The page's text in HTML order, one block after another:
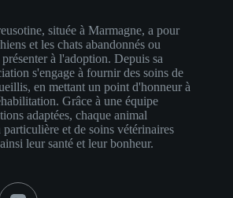
située à Marmagne, a pour
et les chats abandonnés ou
à l'adoption. Depuis sa
s'engage à fournir des soins de
en mettant un point d'honneur à
Grâce à une équipe
adaptées, chaque animal
et de soins vétérinaires
leur santé et leur bonheur.